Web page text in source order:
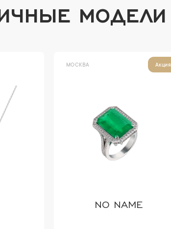
МОДЕЛИ
МОСКВА Акция
NO NAME